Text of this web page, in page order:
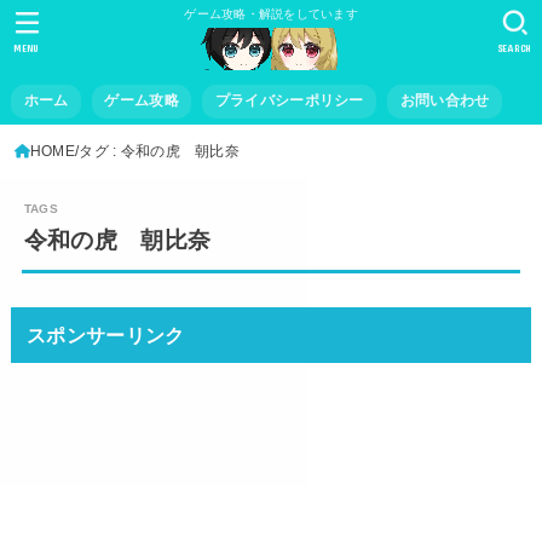
ゲーム攻略・解説をしています
ホーム ゲーム攻略 プライバシーポリシー お問い合わせ
SEARCH
MENU
HOME タグ : 令和の虎 朝比奈
令和の虎 朝比奈
スポンサーリンク